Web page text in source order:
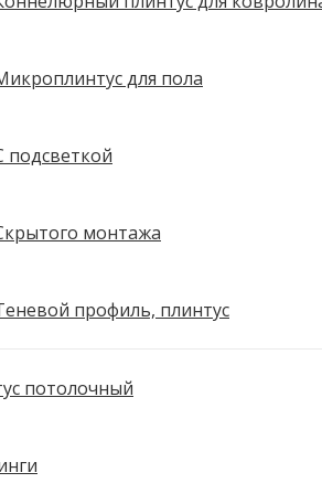
для пола
подсветкой
монтажа
профиль, плинтус
потолочный